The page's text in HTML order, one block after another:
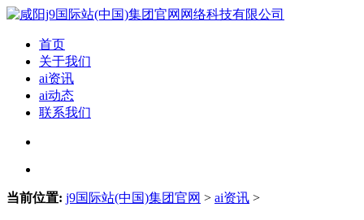
首页
关于我们
ai资讯
ai动态
联系我们
当前位置: j9国际站(中国)集团官网 > ai资讯 >